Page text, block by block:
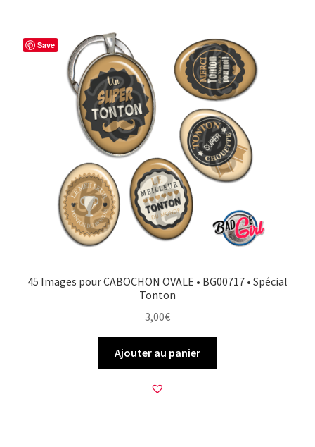
Save
45 Images pour CABOCHON OVALE • BG00717 • Spécial
Tonton
3,00€
Ajouter au panier